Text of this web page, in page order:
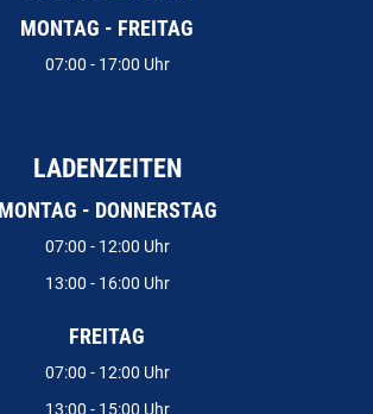
MONTAG - FREITAG
07:00 - 17:00 Uhr
LADENZEITEN
MONTAG - DONNERSTAG
07:00 - 12:00 Uhr
13:00 - 16:00 Uhr
FREITAG
07:00 - 12:00 Uhr
13:00 - 15:00 Uhr